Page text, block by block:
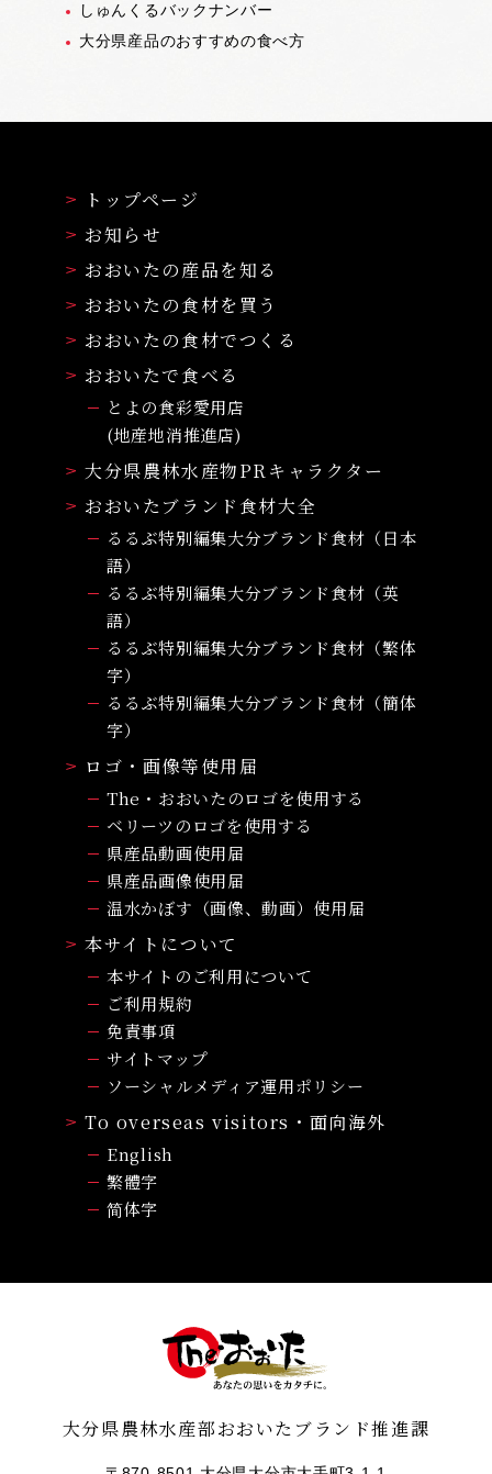
しゅんくるバックナンバー
大分県産品のおすすめの食べ方
トップページ
お知らせ
おおいたの産品を知る
おおいたの食材を買う
おおいたの食材でつくる
おおいたで食べる
とよの食彩愛用店
(地産地消推進店)
大分県農林水産物PRキャラクター
おおいたブランド食材大全
るるぶ特別編集大分ブランド食材（日本
語）
るるぶ特別編集大分ブランド食材（英
語）
るるぶ特別編集大分ブランド食材（繁体
字）
るるぶ特別編集大分ブランド食材（簡体
字）
ロゴ・画像等使用届
The・おおいたのロゴを使用する
ベリーツのロゴを使用する
県産品動画使用届
県産品画像使用届
温水かぼす（画像、動画）使用届
本サイトについて
本サイトのご利用について
ご利用規約
免責事項
サイトマップ
ソーシャルメディア運用ポリシー
To overseas visitors・面向海外
English
繁體字
简体字
大分県農林水産部おおいたブランド推進課